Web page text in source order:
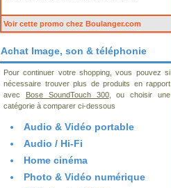
Voir cette promo chez Boulanger.com
Achat Image, son & téléphonie
Pour continuer votre shopping, vous pouvez si
nécessaire trouver plus de produits en rapport
avec Bose SoundTouch 300, ou choisir une
catégorie à comparer ci-dessous
Audio & Vidéo portable
Audio / Hi-Fi
Home cinéma
Photo & Vidéo numérique